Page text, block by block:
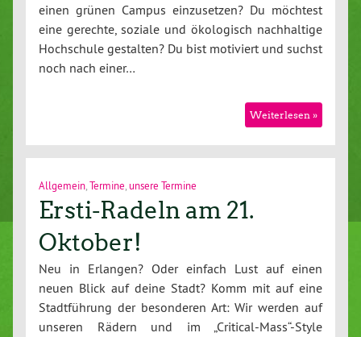
einen grünen Campus einzusetzen? Du möchtest
eine gerechte, soziale und ökologisch nachhaltige
Hochschule gestalten? Du bist motiviert und suchst
noch nach einer…
Weiterlesen »
Allgemein,Termine,unsere Termine
Ersti-Radeln am 21.
Oktober!
Neu in Erlangen? Oder einfach Lust auf einen
neuen Blick auf deine Stadt? Komm mit auf eine
Stadtführung der besonderen Art: Wir werden auf
unseren Rädern und im „Critical-Mass“-Style